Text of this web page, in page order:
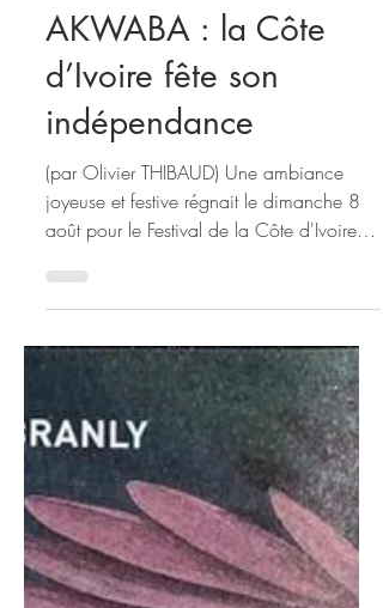
Olivier THIBAUD
AKWABA : la Côte
d’Ivoire fête son
indépendance
(par Olivier THIBAUD) Une ambiance
joyeuse et festive régnait le dimanche 8
août pour le Festival de la Côte d'Ivoire à
Paris (organisé par la communauté
Fête) qui s’est tenu au pied de la Tour
Eiffel dans les jardins du Trocadéro à
l'occasion de la fête nationale ivoirienne
(célébrée le 7 août : 66 ans déjà !). Très
appréciée, cette jeune et talentueuse
instrumentiste Au programme : - Musique
et danses traditionnelles avec les pre